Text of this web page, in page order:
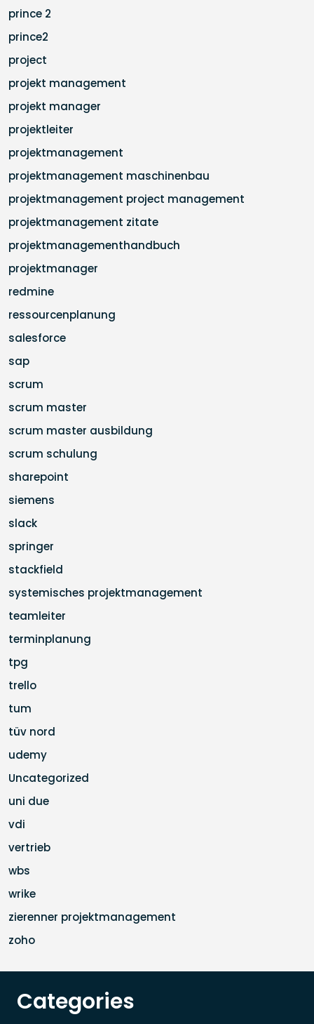
prince 2
prince2
project
projekt management
projekt manager
projektleiter
projektmanagement
projektmanagement maschinenbau
projektmanagement project management
projektmanagement zitate
projektmanagementhandbuch
projektmanager
redmine
ressourcenplanung
salesforce
sap
scrum
scrum master
scrum master ausbildung
scrum schulung
sharepoint
siemens
slack
springer
stackfield
systemisches projektmanagement
teamleiter
terminplanung
tpg
trello
tum
tüv nord
udemy
Uncategorized
uni due
vdi
vertrieb
wbs
wrike
zierenner projektmanagement
zoho
Categories